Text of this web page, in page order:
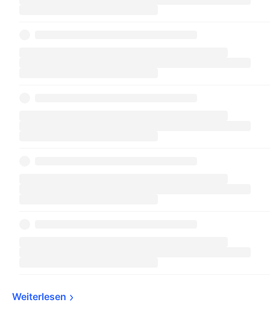
Weiterlesen